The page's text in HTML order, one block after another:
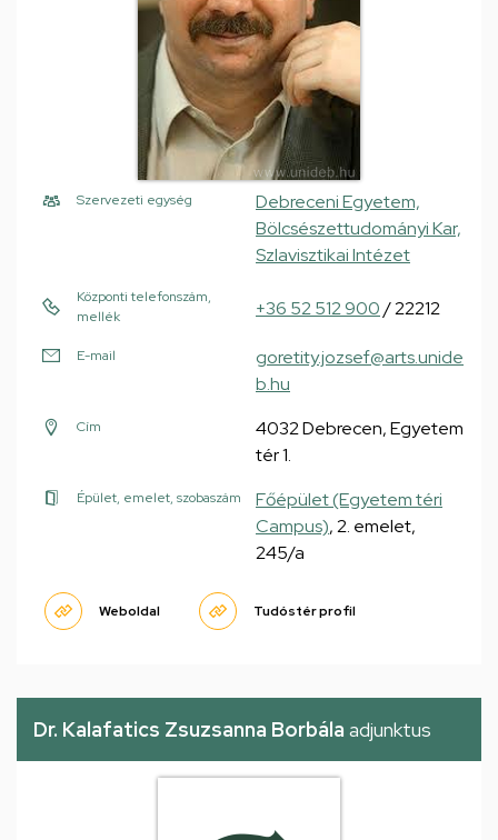
Szervezeti egység
Debreceni Egyetem,
Bölcsészettudományi Kar,
Szlavisztikai Intézet
Központi telefonszám,
mellék
+36 52 512 900/ 22212
E-mail
goretity.jozsef@arts.unide
b.hu
Cím
4032 Debrecen, Egyetem
tér 1.
Épület, emelet, szobaszám
Főépület (Egyetem téri
Campus), 2. emelet,
245/a
Weboldal Tudóstér profil
Dr. Kalafatics Zsuzsanna Borbála adjunktus